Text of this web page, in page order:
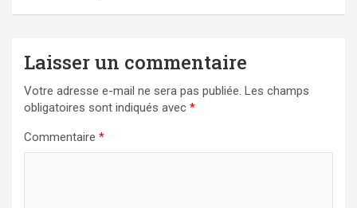
Laisser un commentaire
Votre adresse e-mail ne sera pas publiée. Les champs
obligatoires sont indiqués avec *
Commentaire *